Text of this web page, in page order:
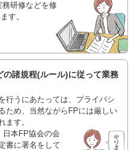
務研修などを修
す。
諸規程(ルール)に従って業務
行うにあたっては、プライバシ
ため、当然ながらFPには厳しい
ます。
日本FP協会の会
書に署名をして